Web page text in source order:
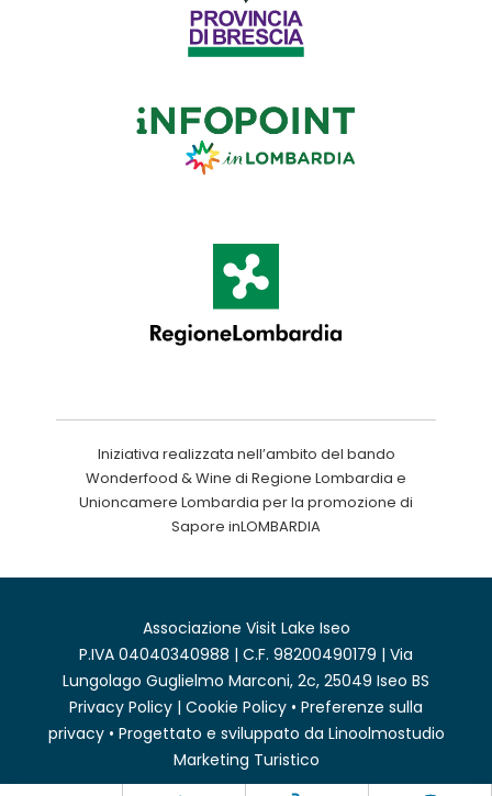
Iniziativa realizzata nell’ambito del bando
Wonderfood & Wine di Regione Lombardia e
Unioncamere Lombardia per la promozione di
Sapore inLOMBARDIA
Associazione Visit Lake Iseo
P.IVA 04040340988 | C.F. 98200490179 | Via
Lungolago Guglielmo Marconi, 2c, 25049 Iseo BS
Privacy Policy | Cookie Policy • Preferenze sulla
privacy• Progettato e sviluppato da Linoolmostudio
Marketing Turistico